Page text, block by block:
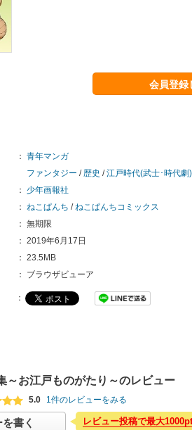
会員登録
： 青年マンガ
ファンタジー /歴史 /江戸時代(武士･時代劇)
：
少年画報社
： ねこぱんち /ねこぱんちコミックス
： 無期限
： 2019年6月17日
： 23.5MB
： ブラウザビューア
：
～お江戸ものがたり～のレビュー
5.0 1件のレビューをみる
書く レビュー投稿で最大